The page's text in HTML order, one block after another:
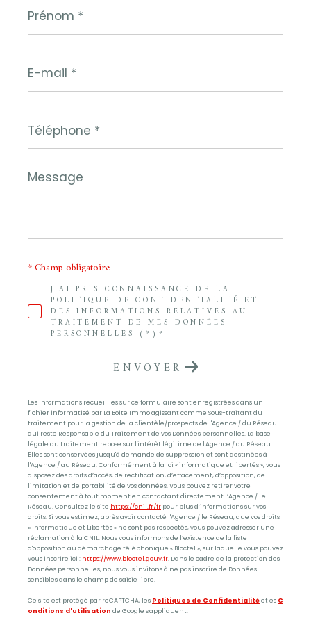
*
mail
*
*
Message
*
J'AI PRIS CONNAISSANCE DE LA
POLITIQUE DE CONFIDENTIALITÉ ET
DES INFORMATIONS RELATIVES AU
TRAITEMENT DE MES DONNÉES
PERSONNELLES (*)*
* Champ obligatoire
ENVOYER
Les informations recueillies sur ce formulaire sont enregistrées dans un
fichier informatisé par La Boite Immo agissant comme Sous-traitant du
traitement pour la gestion de la clientèle/prospects de l'Agence / du Réseau
qui reste Responsable du Traitement de vos Données personnelles. La base
légale du traitement repose sur l'intérêt légitime de l'Agence / du Réseau.
Elles sont conservées jusqu'à demande de suppression et sont destinées à
l'Agence / au Réseau. Conformément à la loi « informatique et libertés », vous
disposez des droits d’accès, de rectification, d’effacement, d’opposition, de
limitation et de portabilité de vos données. Vous pouvez retirer votre
consentement à tout moment en contactant directement l’Agence / Le
Réseau. Consultez le site https://cnil.fr/fr pour plus d’informations sur vos
droits. Si vous estimez, après avoir contacté l'Agence / le Réseau, que vos droits
« Informatique et Libertés » ne sont pas respectés, vous pouvez adresser une
réclamation à la CNIL. Nous vous informons de l’existence de la liste
d'opposition au démarchage téléphonique « Bloctel », sur laquelle vous pouvez
vous inscrire ici : https://www.bloctel.gouv.fr. Dans le cadre de la protection des
Données personnelles, nous vous invitons à ne pas inscrire de Données
sensibles dans le champ de saisie libre.
Ce site est protégé par reCAPTCHA, les Politiques de Confidentialitéet es C
onditions d'utilisation de Google s'appliquent.